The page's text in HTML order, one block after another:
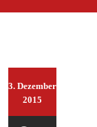
3. Dezember
2015